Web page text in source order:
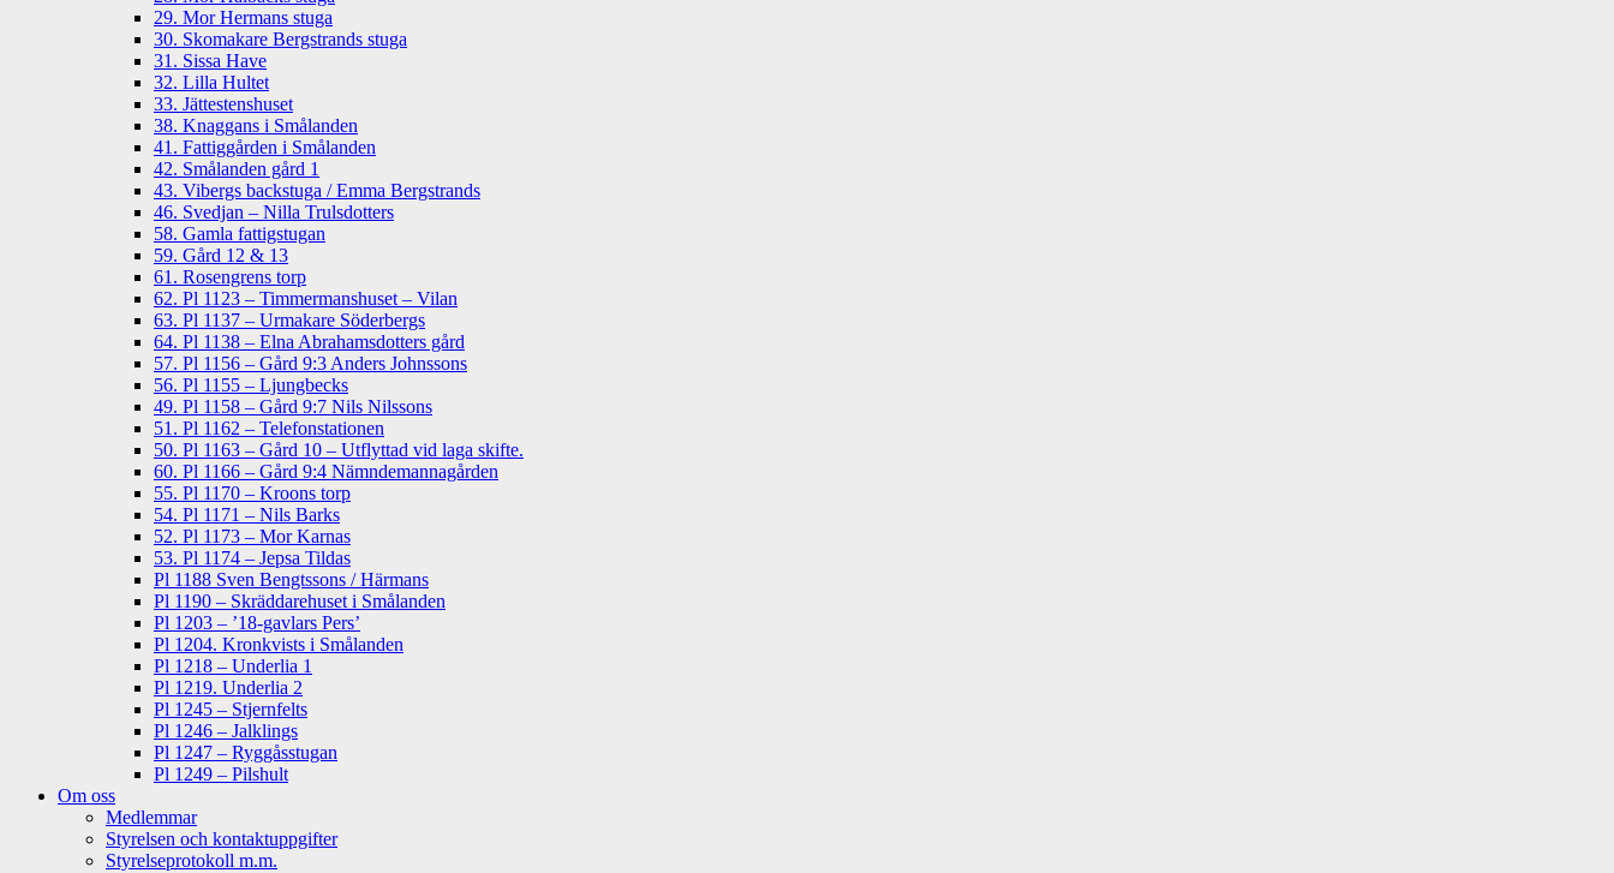
29. Mor Hermans stuga
30. Skomakare Bergstrands stuga
31. Sissa Have
32. Lilla Hultet
33. Jättestenshuset
38. Knaggans i Smålanden
41. Fattiggården i Smålanden
42. Smålanden gård 1
43. Vibergs backstuga / Emma Bergstrands
46. Svedjan – Nilla Trulsdotters
58. Gamla fattigstugan
59. Gård 12 & 13
61. Rosengrens torp
62. Pl 1123 – Timmermanshuset – Vilan
63. Pl 1137 – Urmakare Söderbergs
64. Pl 1138 – Elna Abrahamsdotters gård
57. Pl 1156 – Gård 9:3 Anders Johnssons
56. Pl 1155 – Ljungbecks
49. Pl 1158 – Gård 9:7 Nils Nilssons
51. Pl 1162 – Telefonstationen
50. Pl 1163 – Gård 10 – Utflyttad vid laga skifte.
60. Pl 1166 – Gård 9:4 Nämndemannagården
55. Pl 1170 – Kroons torp
54. Pl 1171 – Nils Barks
52. Pl 1173 – Mor Karnas
53. Pl 1174 – Jepsa Tildas
Pl 1188 Sven Bengtssons / Härmans
Pl 1190 – Skräddarehuset i Smålanden
Pl 1203 – ’18-gavlars Pers’
Pl 1204. Kronkvists i Smålanden
Pl 1218 – Underlia 1
Pl 1219. Underlia 2
Pl 1245 – Stjernfelts
Pl 1246 – Jalklings
Pl 1247 – Ryggåsstugan
Pl 1249 – Pilshult
Om oss
Medlemmar
Styrelsen och kontaktuppgifter
Styrelseprotokoll m.m.